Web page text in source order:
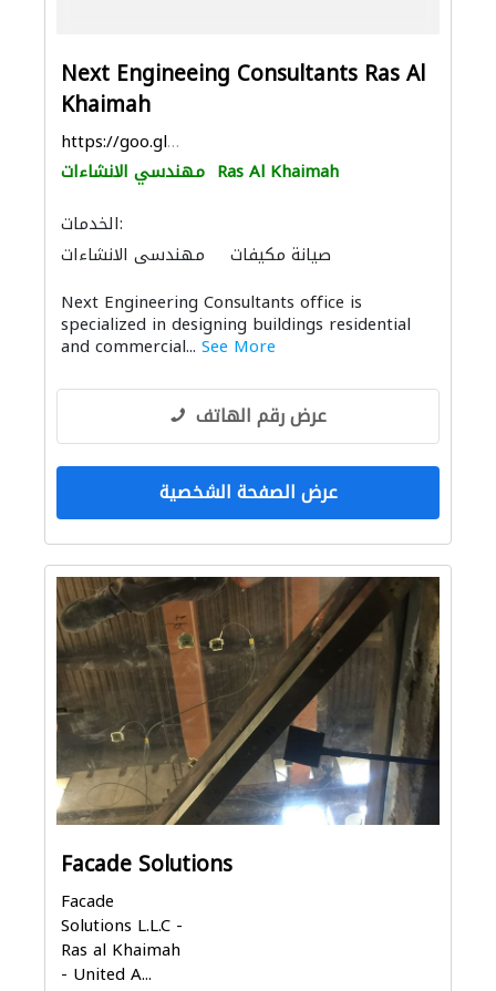
Next Engineeing Consultants Ras Al
Khaimah
https://goo.gl/maps/KTwb8jFTVEXrN26KA
مهندسي الانشاءات Ras Al Khaimah
الخدمات:
مهندسي الانشاءات
صيانة مكيفات
الديكور الداخلي التصميم المعماري
Next Engineering Consultants office is
specialized in designing buildings residential
and commercial... See More
عرض رقم الهاتف
عرض الصفحة الشخصية
Facade Solutions
Facade
Solutions L.L.C -
Ras al Khaimah
- United A...